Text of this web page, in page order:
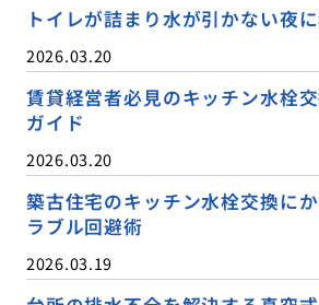
トイレが詰まり水が引かない夜
2026.03.20
賃貸経営者必見のキッチン水栓
ガイド
2026.03.20
築古住宅のキッチン水栓交換に
ラブル回避術
2026.03.19